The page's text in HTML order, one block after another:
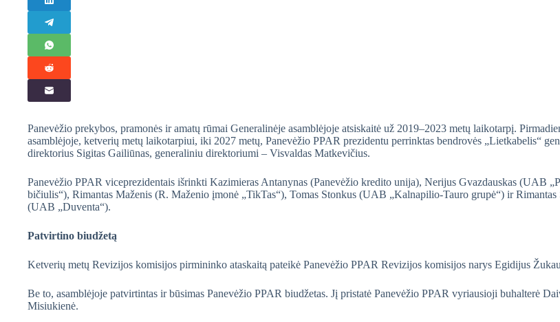
Panevėžio prekybos, pramonės ir amatų rūmai Generalinėje asamblėjoje atsiskaitė už 2019–2023 metų laikotarpį.
asamblėjoje, ketverių metų laikotarpiui, iki 2027 metų, Panevėžio PPAR prezidentu perrinktas bendrovės „Lietkabelis“
direktorius Sigitas Gailiūnas, generaliniu direktoriumi – Visvaldas Matkevičius.
Panevėžio PPAR viceprezidentais išrinkti Kazimieras Antanynas (Panevėžio kredito unija), Nerijus Gvazdauskas (UAB
bičiulis“), Rimantas Maženis (R. Maženio įmonė „TikTas“), Tomas Stonkus (UAB „Kalnapilio-Tauro grupė“) ir Rimantas
(UAB „Duventa“).
Patvirtino biudžetą
Ketverių metų Revizijos komisijos pirmininko ataskaitą pateikė Panevėžio PPAR Revizijos komisijos narys Egidijus
Be to, asamblėjoje patvirtintas ir būsimas Panevėžio PPAR biudžetas. Jį pristatė Panevėžio PPAR vyriausioji buhalterė
Misiukienė.